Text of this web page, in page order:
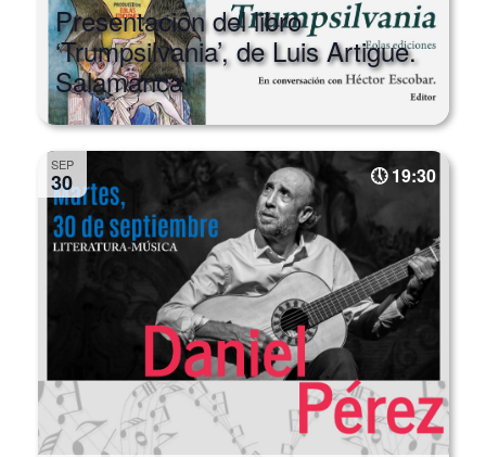
Presentación del libro
‘Trumpsilvania’, de Luis Artigue.
Salamanca
SEP
30 19:30